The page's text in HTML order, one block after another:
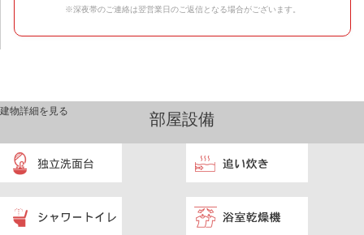
※深夜帯のご連絡は翌営業日のご返信となる場合がございます。
部屋設備
建物詳細を見る